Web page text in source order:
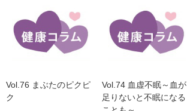
Vol.76 まぶたのピクピ
ク
Vol.74 血虚不眠～血が
足りないと不眠になる